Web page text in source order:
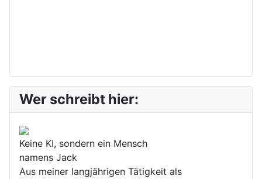
Wer schreibt hier:
Keine KI, sondern ein Mensch
namens Jack
Aus meiner langjährigen Tätigkeit als